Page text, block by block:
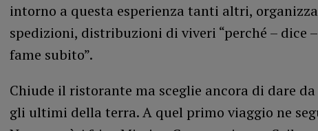
intorno a questa esperienza tanti altri,
spedizioni, distribuzioni di viveri “perché – dice
fame subito”.
Chiude il ristorante ma sceglie ancora di dare
gli ultimi della terra. A quel primo viaggio ne